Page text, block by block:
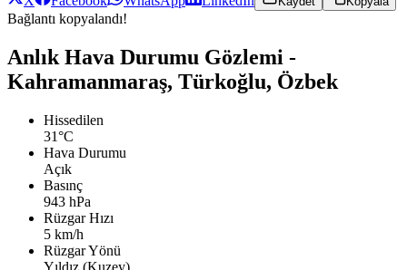
Bağlantı kopyalandı!
Anlık Hava Durumu Gözlemi -
Kahramanmaraş, Türkoğlu, Özbek
Hissedilen
31°C
Hava Durumu
Açık
Basınç
943 hPa
Rüzgar Hızı
5 km/h
Rüzgar Yönü
Yıldız (Kuzey)